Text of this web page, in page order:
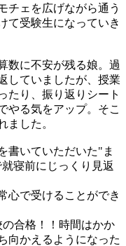
チェを広げながら通う
て受験生になっていき
数に不安が残る娘。過
していましたが、授業
たり、振り返りシート
やる気をアップ。そこ
ました。
書いていただいた"ま
寝前にじっくり見返
心で受けることができ
合格！！時間はかか
向かえるようになった